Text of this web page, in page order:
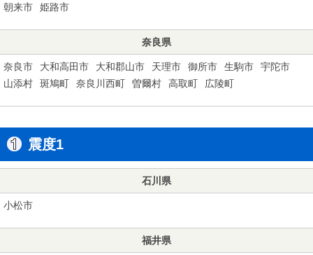
朝来市
姫路市
奈良県
奈良市 大和高田市 大和郡山市 天理市 御所市 生駒市
宇陀市
山添村
斑鳩町 奈良川西町 曽爾村 高取町 広陵町
震度1
石川県
小松市
福井県